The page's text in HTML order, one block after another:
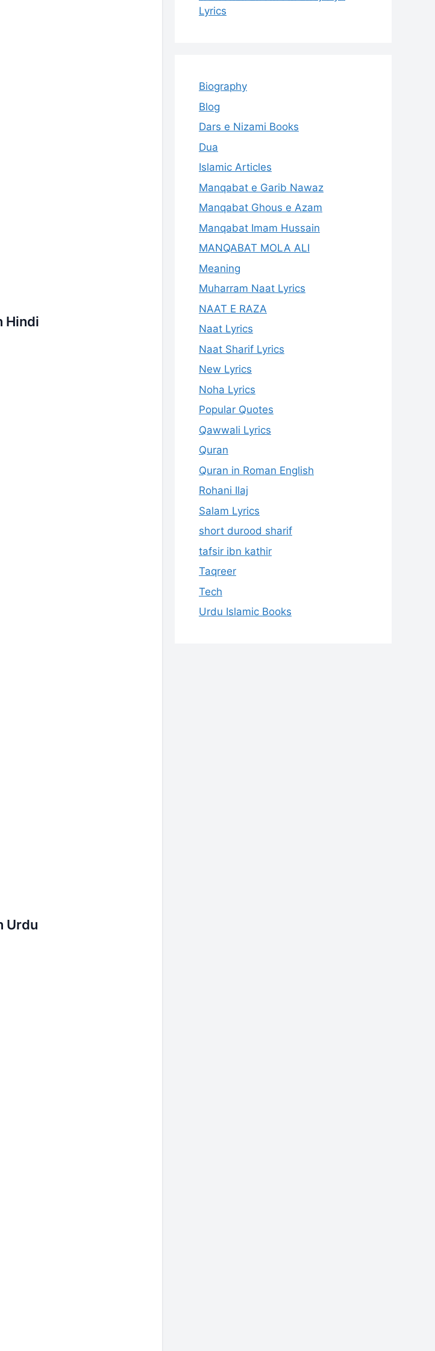
Hindi
Urdu
Lyrics
Biography
Blog
Dars e Nizami Books
Dua
Islamic Articles
Manqabat e Garib Nawaz
Manqabat Ghous e Azam
Manqabat Imam Hussain
MANQABAT MOLA ALI
Meaning
Muharram Naat Lyrics
NAAT E RAZA
Naat Lyrics
Naat Sharif Lyrics
New Lyrics
Noha Lyrics
Popular Quotes
Qawwali Lyrics
Quran
Quran in Roman English
Rohani Ilaj
Salam Lyrics
short durood sharif
tafsir ibn kathir
Taqreer
Tech
Urdu Islamic Books